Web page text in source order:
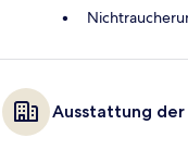
Ausstattung